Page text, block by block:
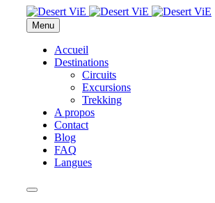
Menu
Accueil
Destinations
Circuits
Excursions
Trekking
A propos
Contact
Blog
FAQ
Langues